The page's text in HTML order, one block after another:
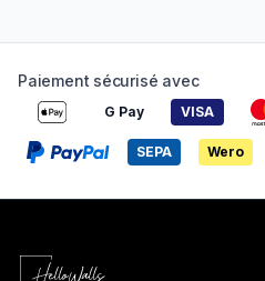
Paiement sécurisé avec
G Pay VISA
SEPA Wero